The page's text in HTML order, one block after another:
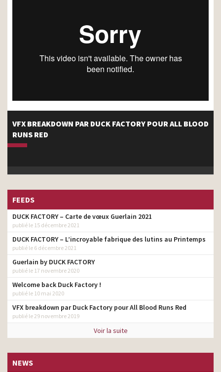
VFX BREAKDOWN PAR DUCK FACTORY POUR ALL BLOOD
RUNS RED
FEEDS
DUCK FACTORY – Carte de vœux Guerlain 2021
publié le 15 décembre 2021
DUCK FACTORY – L’incroyable fabrique des lutins au Printemps
publié le 6 décembre 2021
Guerlain by DUCK FACTORY
publié le 17 novembre 2020
Welcome back Duck Factory !
publié le 10 mai 2020
VFX breakdown par Duck Factory pour All Blood Runs Red
publié le 29 novembre 2019
Voir la suite
NEWS